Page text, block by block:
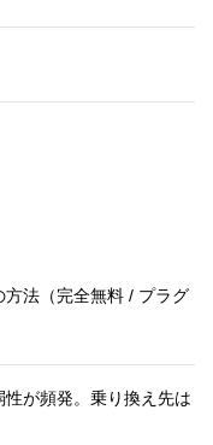
法（完全無料 / プラグ
が頻発。乗り換え先は